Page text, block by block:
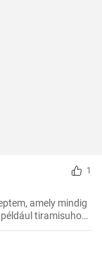
1
amely mindig
tiramisuhoz
illik.